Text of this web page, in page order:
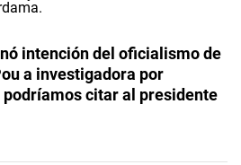
intención del oficialismo de
a investigadora por
podríamos citar al presidente